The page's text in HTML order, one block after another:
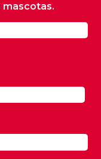
mascotas.